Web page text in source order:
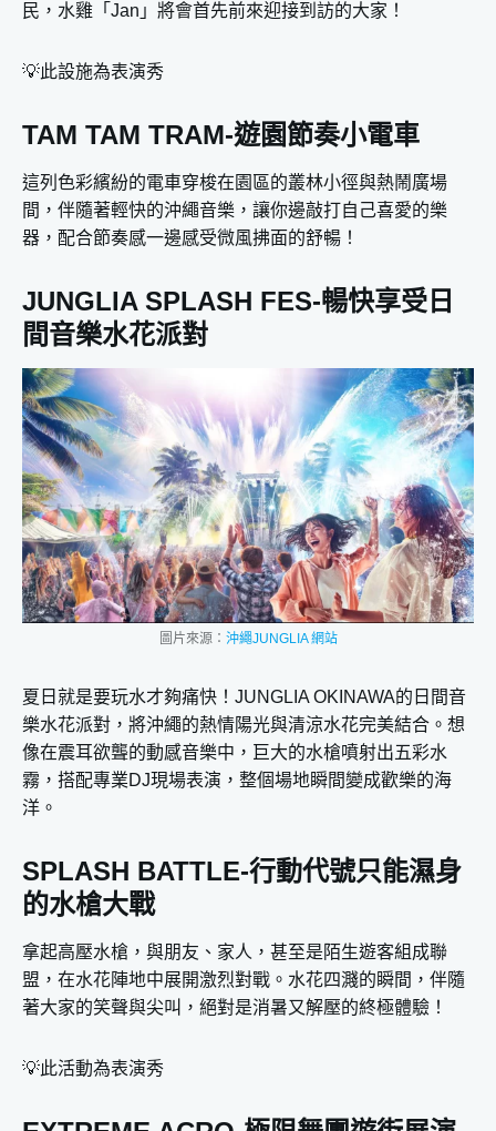
民，水雞「Jan」將會首先前來迎接到訪的大家！
💡此設施為表演秀
TAM TAM TRAM-遊園節奏小電車
這列色彩繽紛的電車穿梭在園區的叢林小徑與熱鬧廣場
間，伴隨著輕快的沖繩音樂，讓你邊敲打自己喜愛的樂
器，配合節奏感一邊感受微風拂面的舒暢！
JUNGLIA SPLASH FES-暢快享受日
間音樂水花派對
圖片來源： 沖繩JUNGLIA 網站
夏日就是要玩水才夠痛快！JUNGLIA OKINAWA的日間音
樂水花派對，將沖繩的熱情陽光與清涼水花完美結合。想
像在震耳欲聾的動感音樂中，巨大的水槍噴射出五彩水
霧，搭配專業DJ現場表演，整個場地瞬間變成歡樂的海
洋。
SPLASH BATTLE-行動代號只能濕身
的水槍大戰
拿起高壓水槍，與朋友、家人，甚至是陌生遊客組成聯
盟，在水花陣地中展開激烈對戰。水花四濺的瞬間，伴隨
著大家的笑聲與尖叫，絕對是消暑又解壓的終極體驗！
💡此活動為表演秀